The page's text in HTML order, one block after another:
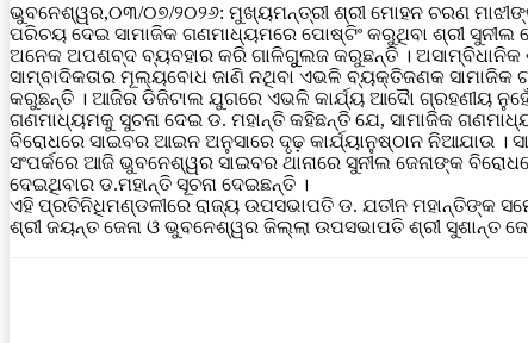
ଭୁବନେଶ୍ୱର,୦୩/୦୭/୨୦୨୬: ମୁଖ୍ୟମନ୍ତ୍ରୀ ଶ୍ରୀ ମୋହନ ଚରଣ
ପରିଚୟ ଦେଇ ସାମାଜିକ ଗଣମାଧ୍ୟମରେ ପୋଷ୍ଟିଂ କରୁଥିବା ଶ୍ରୀ
ଅନେକ ଅପଶବ୍ଦ ବ୍ୟବହାର କରି ଗାଳିଗୁୁଲଜ କରୁଛନ୍ତି । ଅସାମ୍ବିଧାନିକ
ସାମ୍ବାଦିକତାର ମୂଲ୍ୟବୋଧ ଜାଣି ନଥିବା ଏଭଳି ବ୍ୟକ୍ତିଜଣକ ସାମାଜିକ
କରୁଛନ୍ତି । ଆଜିର ଡିଜିଟାଲ ଯୁଗରେ ଏଭଳି କାର୍ଯ୍ୟ ଆଦୈା ଗ୍ରହଣୀୟ
ଗଣମାଧ୍ୟମକୁ ସୁଚନା ଦେଇ ଡ. ମହାନ୍ତି କହିଛନ୍ତି ଯେ, ସାମାଜିକ
ବିରୋଧରେ ସାଇବର ଆଇନ ଅନୁସାରେ ଦୃଢ଼ କାର୍ଯ୍ୟାନୁଷ୍ଠାନ ନିଆଯାଉ
ସଂପର୍କରେ ଆଜି ଭୁବନେଶ୍ୱର ସାଇବର ଥାନାରେ ସୁନୀଲ ଜେନାଙ୍କ
ଦେଇଥିବାର ଡ.ମହାନ୍ତି ସୂଚନା ଦେଇଛନ୍ତି ।
ଏହି ପ୍ରତିନିଧିମଣ୍ଡଳୀରେ ରାଜ୍ୟ ଉପସଭାପତି ଡ. ଯତୀନ ମହାନ୍ତିଙ୍କ
ଶ୍ରୀ ଜୟନ୍ତ ଜେନା ଓ ଭୁବନେଶ୍ୱର ଜିଲ୍ଲା ଉପସଭାପତି ଶ୍ରୀ ସୁଶାନ୍ତ